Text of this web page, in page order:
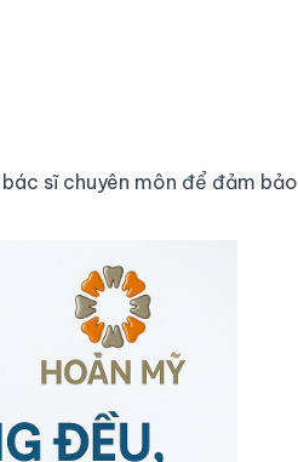
sĩ chuyên môn để đảm bảo